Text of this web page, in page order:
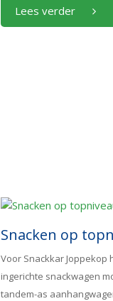
Lees verder
Snacken op
Voor Snackkar Joppekop
ingerichte snackwagen
tandem-as